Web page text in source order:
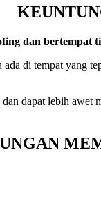
dan bertempat
di tempat yang
dapat lebih